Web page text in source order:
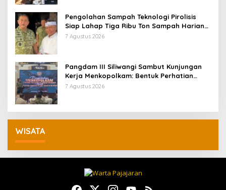
Pengolahan Sampah Teknologi Pirolisis
Siap Lahap Tiga Ribu Ton Sampah Harian
Jawa Barat
7 Agustus 2026
Pangdam III Siliwangi Sambut Kunjungan
Kerja Menkopolkam: Bentuk Perhatian
Pemerintah
7 Agustus 2026
WISATA